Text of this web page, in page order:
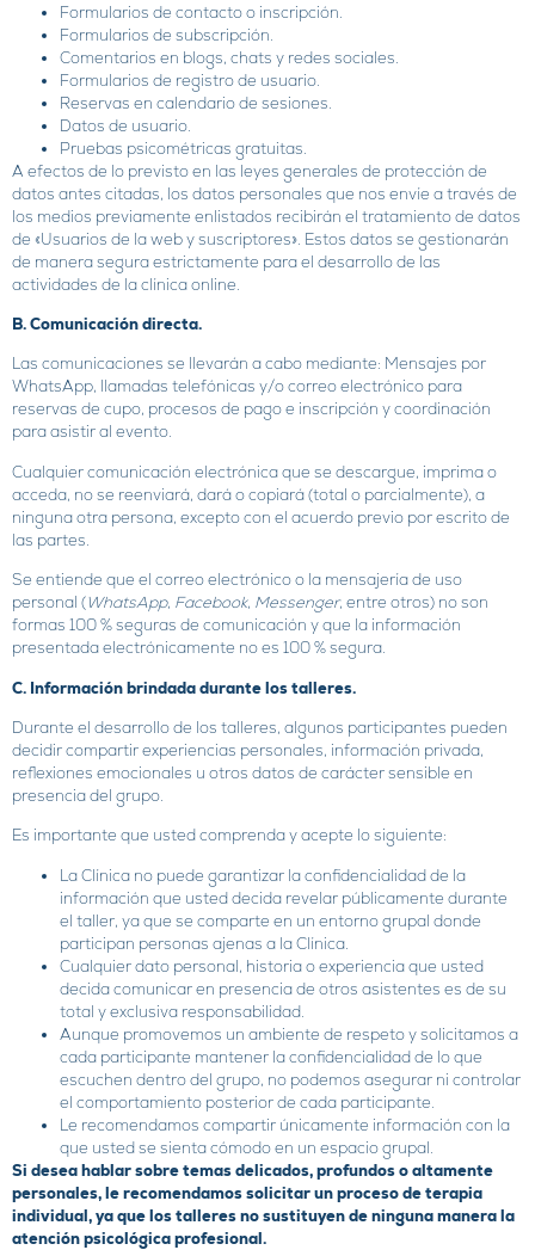
Formularios de contacto o inscripción.
Formularios de subscripción.
Comentarios en blogs, chats y redes sociales.
Formularios de registro de usuario.
Reservas en calendario de sesiones.
Datos de usuario.
Pruebas psicométricas gratuitas.
A efectos de lo previsto en las leyes generales de protección de
datos antes citadas, los datos personales que nos envíe a través de
los medios previamente enlistados recibirán el tratamiento de datos
de «Usuarios de la web y suscriptores». Estos datos se gestionarán
de manera segura estrictamente para el desarrollo de las
actividades de la clínica online.
B. Comunicación directa.
Las comunicaciones se llevarán a cabo mediante: Mensajes por
WhatsApp, llamadas telefónicas y/o correo electrónico para
reservas de cupo, procesos de pago e inscripción y coordinación
para asistir al evento.
Cualquier comunicación electrónica que se descargue, imprima o
acceda, no se reenviará, dará o copiará (total o parcialmente), a
ninguna otra persona, excepto con el acuerdo previo por escrito de
las partes.
Se entiende que el correo electrónico o la mensajería de uso
personal (WhatsApp, Facebook, Messenger, entre otros) no son
formas 100 % seguras de comunicación y que la información
presentada electrónicamente no es 100 % segura.
C. Información brindada durante los talleres.
Durante el desarrollo de los talleres, algunos participantes pueden
decidir compartir experiencias personales, información privada,
reflexiones emocionales u otros datos de carácter sensible en
presencia del grupo.
Es importante que usted comprenda y acepte lo siguiente:
La Clínica no puede garantizar la confidencialidad de la
información que usted decida revelar públicamente durante
el taller, ya que se comparte en un entorno grupal donde
participan personas ajenas a la Clínica.
Cualquier dato personal, historia o experiencia que usted
decida comunicar en presencia de otros asistentes es de su
total y exclusiva responsabilidad.
Aunque promovemos un ambiente de respeto y solicitamos a
cada participante mantener la confidencialidad de lo que
escuchen dentro del grupo, no podemos asegurar ni controlar
el comportamiento posterior de cada participante.
Le recomendamos compartir únicamente información con la
que usted se sienta cómodo en un espacio grupal.
Si desea hablar sobre temas delicados, profundos o altamente
personales, le recomendamos solicitar un proceso de terapia
individual, ya que los talleres no sustituyen de ninguna manera la
atención psicológica profesional.